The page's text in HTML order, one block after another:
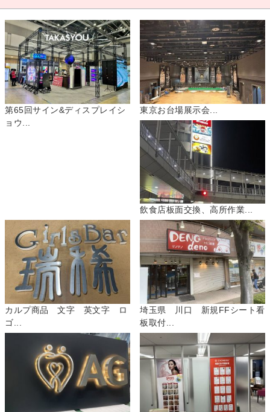
第65回サイン&ディスプレイシ
ョウ...
東京お台場展示会...
飲食店板面交換、高所作業...
カルプ商品 文字 英文字 ロ
ゴ...
埼玉県 川口 新規FFシート看
板取付...